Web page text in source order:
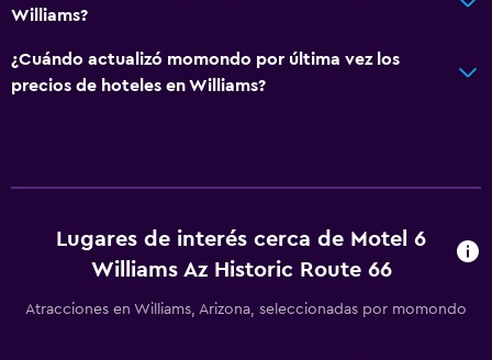
Williams?
¿Cuándo actualizó momondo por última vez los
precios de hoteles en Williams?
Lugares de interés cerca de Motel 6
Williams Az Historic Route 66
Atracciones en Williams, Arizona, seleccionadas por momondo